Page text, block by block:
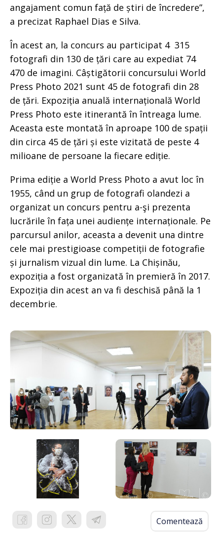
angajament comun față de știri de încredere”,
a precizat Raphael Dias e Silva.
În acest an, la concurs au participat 4 315
fotografi din 130 de țări care au expediat 74
470 de imagini. Câștigătorii concursului World
Press Photo 2021 sunt 45 de fotografi din 28
de țări. Expoziția anuală internațională World
Press Photo este itinerantă în întreaga lume.
Aceasta este montată în aproape 100 de spații
din circa 45 de țări și este vizitată de peste 4
milioane de persoane la fiecare ediție.
Prima ediție a World Press Photo a avut loc în
1955, când un grup de fotografi olandezi a
organizat un concurs pentru a-şi prezenta
lucrările în fața unei audiențe internaționale. Pe
parcursul anilor, aceasta a devenit una dintre
cele mai prestigioase competiții de fotografie
și jurnalism vizual din lume. La Chișinău,
expoziția a fost organizată în premieră în 2017.
Expoziția din acest an va fi deschisă până la 1
decembrie.
Comentează